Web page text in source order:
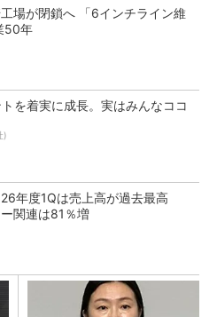
場が閉鎖へ 「6インチライン維
50年
を着実に成長。実はみんなココ
)
年度1Qは売上高が過去最高
関連は81％増